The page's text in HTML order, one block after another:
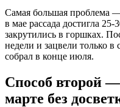
Самая большая проблема
в мае рассада достигла
закрутились в горшках.
недели и зацвели только
собрал в конце июля.
Способ второй
марте без